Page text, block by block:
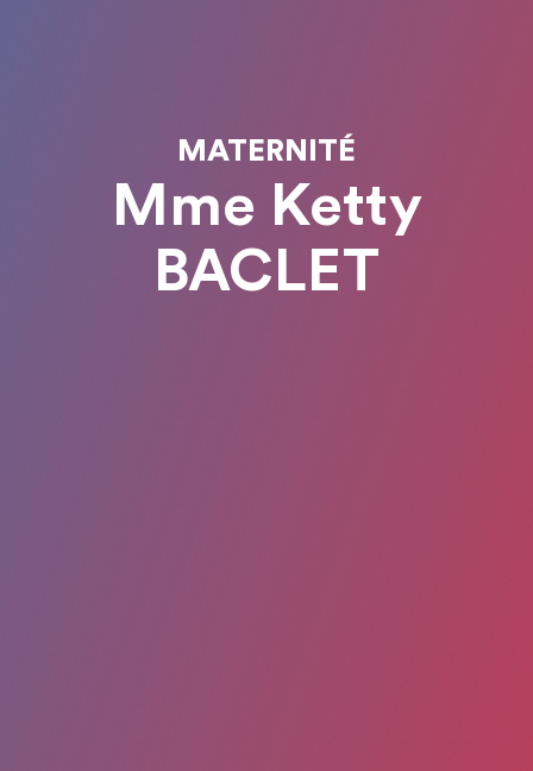
MATERNITÉ
Mme Ketty
BACLET